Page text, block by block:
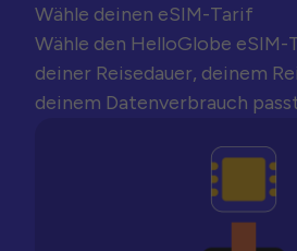
Wähle deinen eSIM-Tarif
Wähle den HelloGlobe eSIM-
deiner Reisedauer, deinem
deinem Datenverbrauch